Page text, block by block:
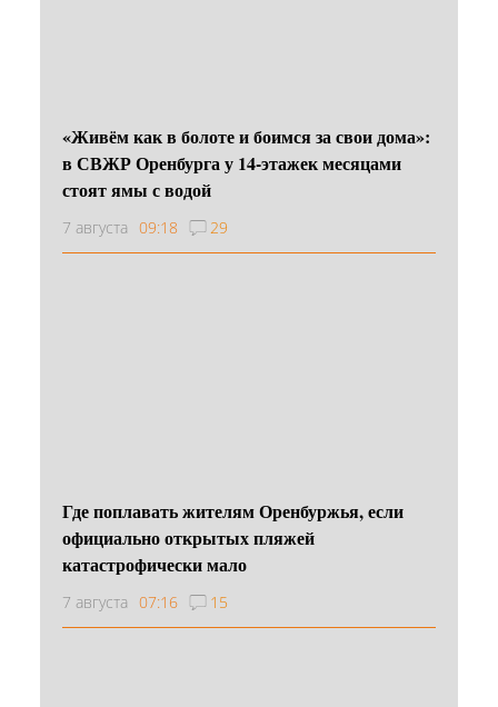
«Живём как в болоте и боимся за свои дома»:
в СВЖР Оренбурга у 14-этажек месяцами
стоят ямы с водой
7 августа 09:18 29
Где поплавать жителям Оренбуржья, если
официально открытых пляжей
катастрофически мало
7 августа 07:16 15